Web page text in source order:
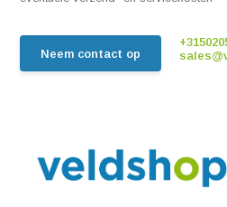
Neem contact op